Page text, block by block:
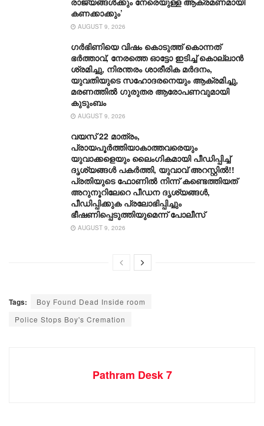
കണക്കാക്കും’
AUGUST 9, 2026
ഗര്‍ഭിണിയെ വിഷം കൊടുത്ത് കൊന്നത്
ഭര്‍ത്താവ്, നേരത്തെ ഓട്ടോ ഇടിച്ച് കൊല്ലാന്‍
ശ്രമിച്ചു, നിരന്തരം ശാരീരിക മര്‍ദനം,
യുവതിയുടെ സഹോദരനെയും ആക്രമിച്ചു,
മരണത്തില്‍ ഗുരുതര ആരോപണവുമായി
കുടുംബം
AUGUST 9, 2026
വയസ് 22 മാത്രം,
പ്രായപൂർത്തിയാകാത്തവരെയും
യുവാക്കളെയും ലൈംഗികമായി പീഡിപ്പിച്ച്
ദൃശ്യങ്ങൾ പകർത്തി, യുവാവ് അറസ്റ്റിൽ!!
പ്രതിയുടെ ഫോണിൽ നിന്ന് കണ്ടെത്തിയത്
അറുനൂറിലേറെ പീഡന ദൃശ്യങ്ങൾ,
പീഡിപ്പിക്കുക പ്രലോഭിപ്പിച്ചും
ഭീഷണിപ്പെടുത്തിയുമെന്ന് പോലീസ്
AUGUST 9, 2026
Tags:
Boy Found Dead Inside room
Police Stops Boy's Cremation
Pathram Desk 7